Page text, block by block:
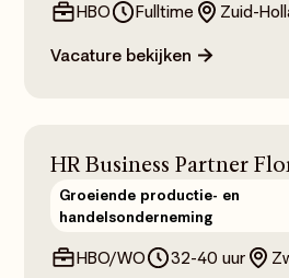
HBO Fulltime Zuid-
Vacature bekijken
HR Business Partner
Groeiende productie- en
handelsonderneming
HBO/WO 32-40 uur